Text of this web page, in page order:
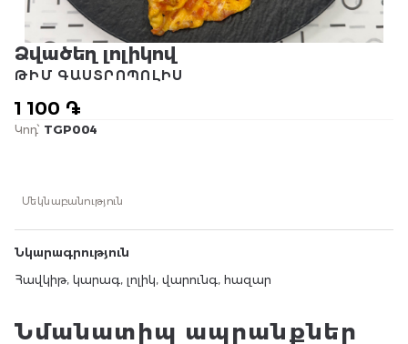
Ձվածեղ լոլիկով
1 100 ֏
ԹԻՄ ԳԱՍՏՐՈՊՈԼԻՍ
Կոդ՝ TGP004
Մեկնաբանություն
Նկարագրություն
Հավկիթ, կարագ, լոլիկ, վարունգ, հազար
Նմանատիպ ապրանքներ